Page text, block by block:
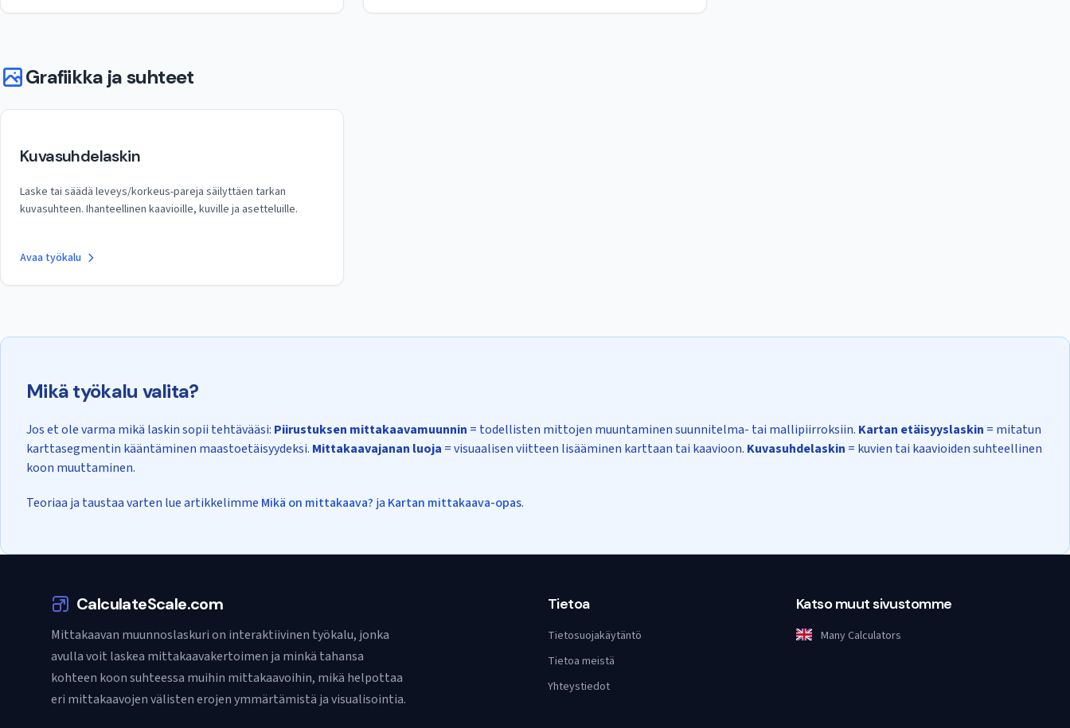
Grafiikka ja suhteet
Kuvasuhdelaskin
Laske tai säädä leveys/korkeus-pareja säilyttäen tarkan
kuvasuhteen. Ihanteellinen kaavioille, kuville ja asetteluille.
Avaa työkalu
Mikä työkalu valita?
Jos et ole varma mikä laskin sopii tehtävääsi: Piirustuksen mittakaavamuunnin = todellisten mittojen muuntaminen suunnitelma- tai mallipiirroksiin. Kartan etäisyyslaskin = mitatun
karttasegmentin kääntäminen maastoetäisyydeksi. Mittakaavajanan luoja = visuaalisen viitteen lisääminen karttaan tai kaavioon. Kuvasuhdelaskin = kuvien tai kaavioiden suhteellinen
koon muuttaminen.
Teoriaa ja taustaa varten lue artikkelimme Mikä on mittakaava? ja Kartan mittakaava-opas.
CalculateScale.com
Mittakaavan muunnoslaskuri on interaktiivinen työkalu, jonka
avulla voit laskea mittakaavakertoimen ja minkä tahansa
kohteen koon suhteessa muihin mittakaavoihin, mikä helpottaa
eri mittakaavojen välisten erojen ymmärtämistä ja visualisointia.
Tietoa
Tietosuojakäytäntö
Tietoa meistä
Yhteystiedot
Katso muut sivustomme
Many Calculators